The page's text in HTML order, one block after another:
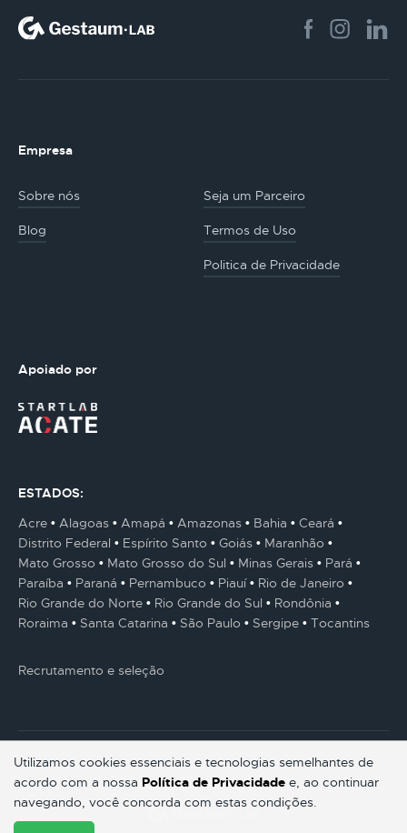
Utilizamos cookies essenciais e tecnologias semelhantes de
acordo com a nossa Política de Privacidade e, ao continuar
navegando, você concorda com estas condições.
Empresa
Sobre nós Seja um Parceiro
Blog Termos de Uso
Politica de Privacidade
Apoiado por
ESTADOS:
Acre
Alagoas Amapá Amazonas Bahia
Ceará
Distrito Federal
Espírito Santo Goiás
Maranhão
Mato Grosso
Mato Grosso do Sul Minas Gerais
Pará
Paraíba
Paraná Pernambuco Piauí
Rio de Janeiro
Rio Grande do Norte
Rio Grande do Sul
Rondônia
Roraima
Santa Catarina São Paulo Sergipe Tocantins
Recrutamento e seleção
© Gestaum Lab ® Todos os direitos reservados.